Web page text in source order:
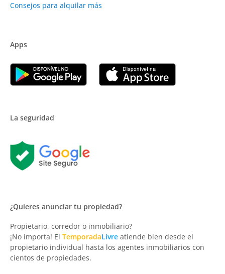
Consejos para alquilar más
Apps
La seguridad
¿Quieres anunciar tu propiedad?
Propietario, corredor o inmobiliario?
¡No importa! El TemporadaLivre atiende bien desde el
propietario individual hasta los agentes inmobiliarios con
cientos de propiedades.